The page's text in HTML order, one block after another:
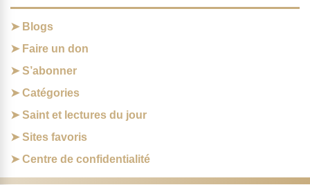
Blogs
Faire un don
S’abonner
Catégories
Saint et lectures du jour
Sites favoris
Centre de confidentialité